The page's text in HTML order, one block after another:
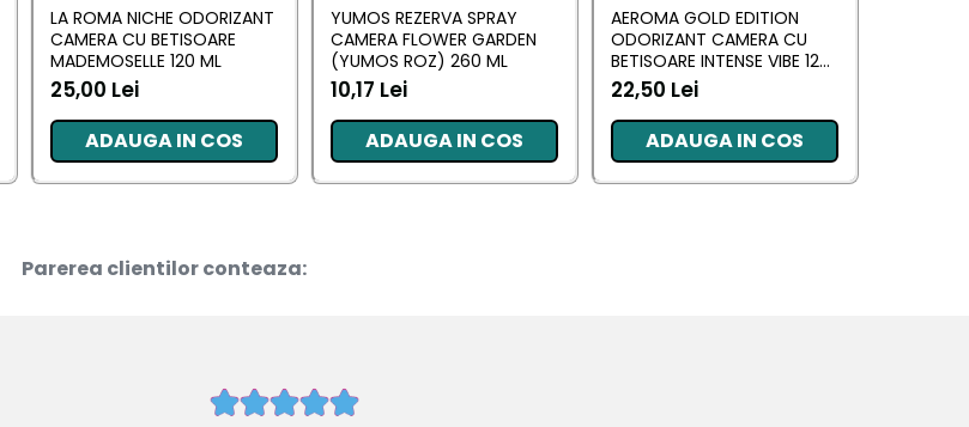
LA ROMA NICHE ODORIZANT
CAMERA CU BETISOARE
MADEMOSELLE 120 ML
25,00 Lei
ADAUGA IN COS
YUMOS REZERVA SPRAY
CAMERA FLOWER GARDEN
(YUMOS ROZ) 260 ML
10,17 Lei
ADAUGA IN COS
AEROMA GOLD EDITION
ODORIZANT CAMERA CU
BETISOARE INTENSE VIBE 125
ML
22,50 Lei
ADAUGA IN COS
Parerea clientilor conteaza: